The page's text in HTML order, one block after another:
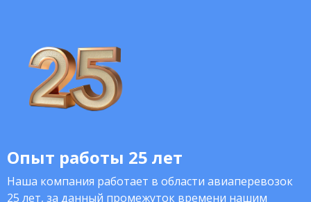
Опыт работы 25 лет
Наша компания работает в области авиаперевозок
25 лет, за данный промежуток времени нашим